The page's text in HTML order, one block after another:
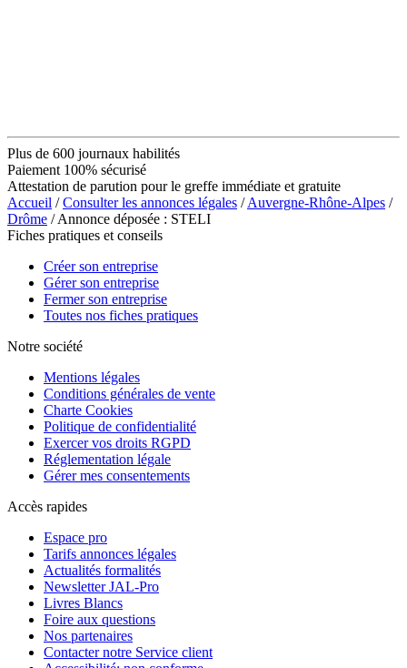
Plus de 600 journaux habilités
Paiement 100% sécurisé
Attestation de parution pour le greffe immédiate et gratuite
Accueil /Consulter les annonces légales /Auvergne-Rhône-Alpes /
Drôme / Annonce déposée : STELI
Fiches pratiques et conseils
Créer son entreprise
Gérer son entreprise
Fermer son entreprise
Toutes nos fiches pratiques
Notre société
Mentions légales
Conditions générales de vente
Charte Cookies
Politique de confidentialité
Exercer vos droits RGPD
Réglementation légale
Gérer mes consentements
Accès rapides
Espace pro
Tarifs annonces légales
Actualités formalités
Newsletter JAL-Pro
Livres Blancs
Foire aux questions
Nos partenaires
Contacter notre Service client